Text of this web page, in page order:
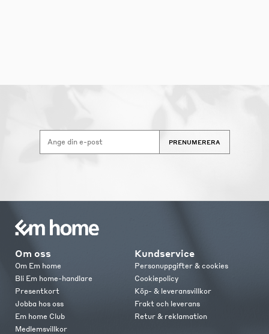
PRENUMERERA
Om oss
Om Em home
Bli Em home-handlare
Presentkort
Jobba hos oss
Em home Club
Medlemsvillkor
Kundservice
Personuppgifter & cookies
Cookiepolicy
Köp- & leveransvillkor
Frakt och leverans
Retur & reklamation